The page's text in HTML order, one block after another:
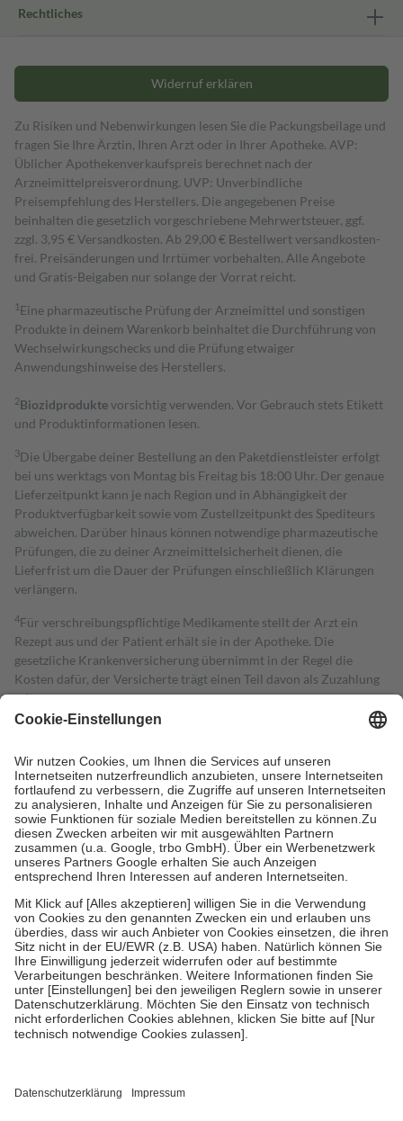
Rechtliches
Widerruf erklären
Zu Risiken und Nebenwirkungen lesen Sie die Packungsbeilage und
fragen Sie Ihre Ärztin, Ihren Arzt oder in Ihrer Apotheke. AVP:
Üblicher Apothekenverkaufspreis berechnet nach der
Arzneimittelpreisverordnung. UVP: Unverbindliche
Preisempfehlung des Herstellers. Die angegebenen Preise
beinhalten die gesetzlich vorgeschriebene Mehrwertsteuer, ggf.
zzgl. 3,95 € Versandkosten. Ab 29,00 € Bestell­wert versand­kosten­
frei. Preisänderungen und Irrtümer vorbehalten. Alle Angebote
und Gratis-Beigaben nur solange der Vorrat reicht.
1 Eine pharmazeutische Prüfung der Arzneimittel und sonstigen
Produkte in deinem Warenkorb beinhaltet die Durchführung von
Wechselwirkungschecks und die Prüfung etwaiger
Anwendungshinweise des Herstellers.
2Biozidproduktevorsichtig verwenden. Vor Gebrauch stets Etikett
und Produktinformationen lesen.
3Die Übergabe deiner Bestellung an den Paketdienstleister erfolgt
bei uns werktags von Montag bis Freitag bis 18:00 Uhr. Der genaue
Lieferzeitpunkt kann je nach Region und in Abhängigkeit der
Produktverfügbarkeit sowie vom Zustellzeitpunkt des Spediteurs
abweichen. Darüber hinaus können notwendige pharmazeutische
Prüfungen, die zu deiner Arzneimittelsicherheit dienen, die
Lieferfrist um die Dauer der Prüfungen einschließlich Klärungen
verlängern.
4Für verschreibungspflichtige Medikamente stellt der Arzt ein
Rezept aus und der Patient erhält sie in der Apotheke. Die
gesetzliche Krankenversicherung übernimmt in der Regel die
Kosten dafür, der Versicherte trägt einen Teil davon als Zuzahlung
mit.
Grundsätzlich leisten Mitglieder Zuzahlungen in Höhe von zehn
höchstens zehn Euro.
Es sind jedoch nie mehr als die tatsächlichen
Kosten der Leistung zu entrichten.
Diese Regeln gelten grundsätzlich auch für Online-Apotheken.
Bei Heilmitteln und häuslicher Krankenpflege beträgt die
Zuzahlung zehn Prozent der Kosten sowie zehn Euro je
Verordnung.
Um das Engagement der Versicherten für ihre eigene Gesundheit zu
stärken und die besondere Stellung der Familie zu unterstützen,
fallenkeine Zuzahlungenan bei:
• Kindern und Jugendlichen bis zum vollendeten 18. Lebensjahr
mit Ausnahme der Fahrkosten
• Untersuchungen zur Vorsorge und Früherkennung, die von der
GKV getragen werden
• empfohlenen Schutzimpfungen
• Harn- und Blutteststreifen
getroffen, um sicherzustellen, dass es sich um echte Bewertungen